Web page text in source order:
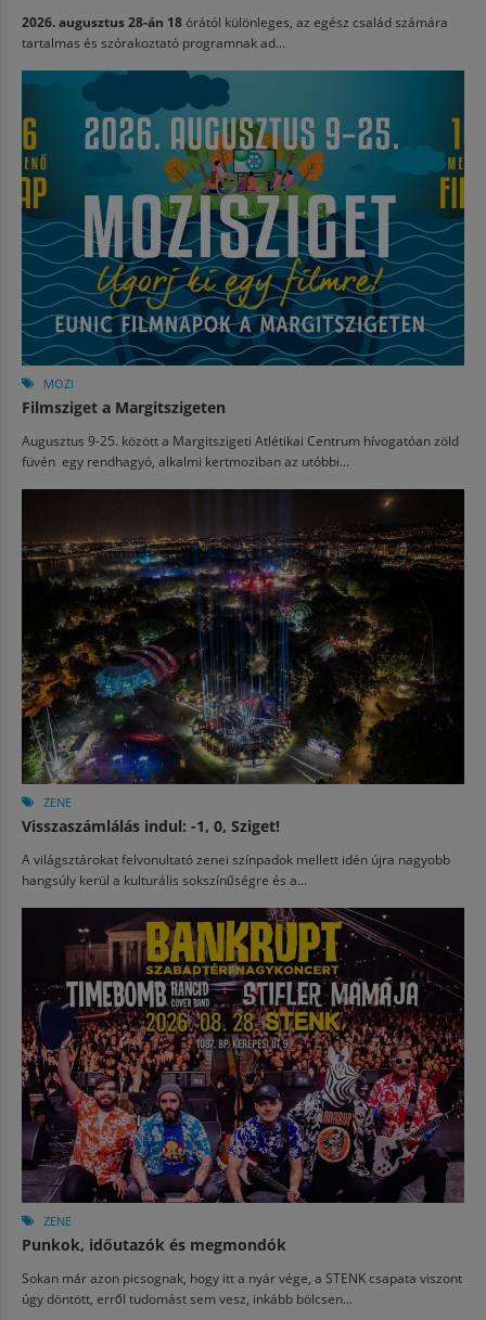
2026. augusztus 28-án 18órától különleges, az egész család számára
tartalmas és szórakoztató programnak ad...
MOZI
Filmsziget a Margitszigeten
Augusztus 9-25. között a Margitszigeti Atlétikai Centrum hívogatóan zöld
füvén egy rendhagyó, alkalmi kertmoziban az utóbbi...
ZENE
Visszaszámlálás indul: -1, 0, Sziget!
A világsztárokat felvonultató zenei színpadok mellett idén újra nagyobb
hangsúly kerül a kulturális sokszínűségre és a...
ZENE
Punkok, időutazók és megmondók
Sokan már azon picsognak, hogy itt a nyár vége, a STENK csapata viszont
úgy döntött, erről tudomást sem vesz, inkább bölcsen...